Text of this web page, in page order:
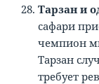
Тарзан и
сафари
чемпион
Тарзан
требует